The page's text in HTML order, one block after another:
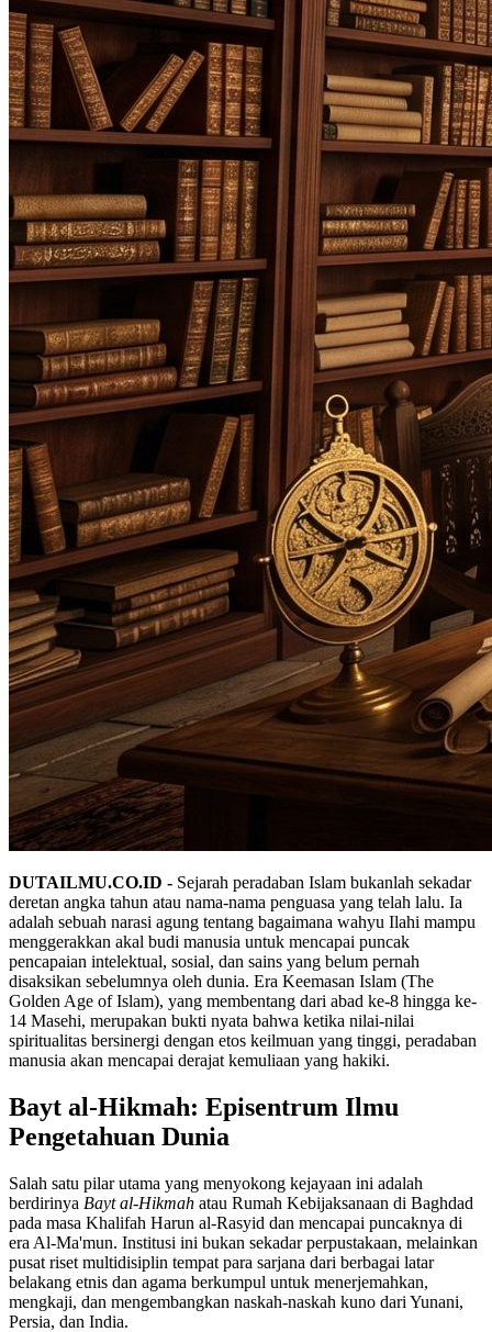
DUTAILMU.CO.ID - Sejarah peradaban Islam bukanlah sekadar
deretan angka tahun atau nama-nama penguasa yang telah lalu. Ia
adalah sebuah narasi agung tentang bagaimana wahyu Ilahi mampu
menggerakkan akal budi manusia untuk mencapai puncak
pencapaian intelektual, sosial, dan sains yang belum pernah
disaksikan sebelumnya oleh dunia. Era Keemasan Islam (The
Golden Age of Islam), yang membentang dari abad ke-8 hingga ke-
14 Masehi, merupakan bukti nyata bahwa ketika nilai-nilai
spiritualitas bersinergi dengan etos keilmuan yang tinggi, peradaban
manusia akan mencapai derajat kemuliaan yang hakiki.
Bayt al-Hikmah: Episentrum Ilmu
Pengetahuan Dunia
Salah satu pilar utama yang menyokong kejayaan ini adalah
berdirinya Bayt al-Hikmah atau Rumah Kebijaksanaan di Baghdad
pada masa Khalifah Harun al-Rasyid dan mencapai puncaknya di
era Al-Ma'mun. Institusi ini bukan sekadar perpustakaan, melainkan
pusat riset multidisiplin tempat para sarjana dari berbagai latar
belakang etnis dan agama berkumpul untuk menerjemahkan,
mengkaji, dan mengembangkan naskah-naskah kuno dari Yunani,
Persia, dan India.